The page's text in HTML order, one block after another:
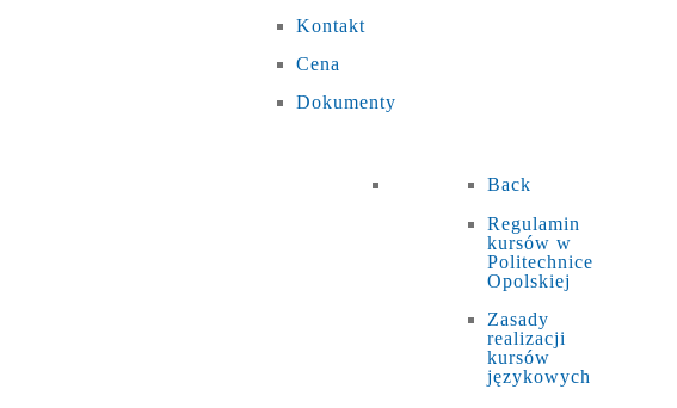
Kontakt
Cena
Dokumenty
Back
Regulamin
kursów w
Politechnice
Opolskiej
Zasady
realizacji
kursów
językowych